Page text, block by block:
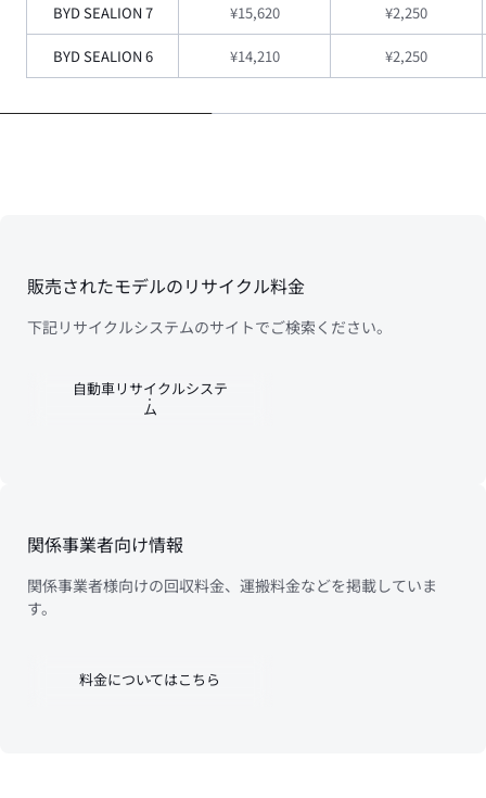
BYD SEALION 7 ¥15,620 ¥2,250
BYD SEALION 6 ¥14,210 ¥2,250
販売されたモデルのリサイクル料金
下記リサイクルシステムのサイトでご検索ください。
自動車リサイクルシステ
ム
関係事業者向け情報
関係事業者様向けの回収料金、運搬料金などを掲載していま
す。
料金についてはこちら